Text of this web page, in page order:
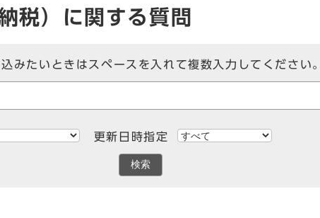
税）に関する質問
みたいときはスペースを入れて複数入力してください。
更新日時指定
検索